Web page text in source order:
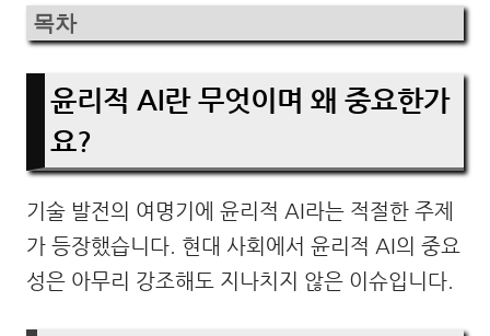
목차
윤리적 AI란 무엇이며 왜 중요한가
요?
기술 발전의 여명기에 윤리적 AI라는 적절한 주제
가 등장했습니다. 현대 사회에서 윤리적 AI의 중요
성은 아무리 강조해도 지나치지 않은 이슈입니다.